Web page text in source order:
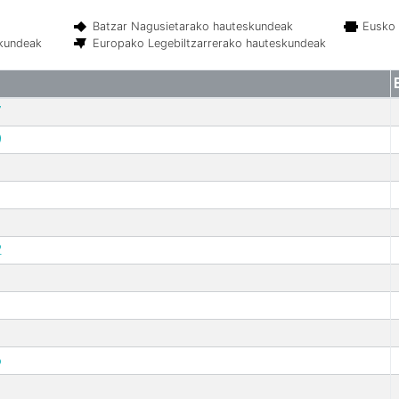
Batzar Nagusietarako hauteskundeak
Europako Legebiltzarrerako hauteskundeak